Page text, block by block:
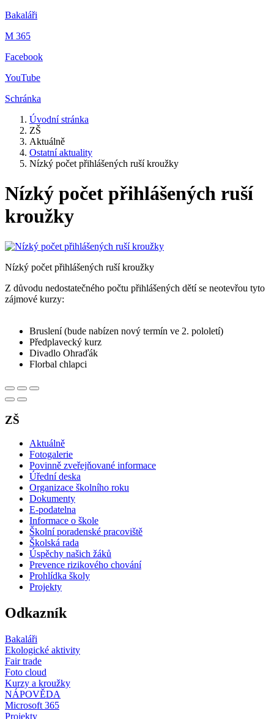
Bakaláři
M 365
Facebook
YouTube
Schránka
Úvodní stránka
ZŠ
Aktuálně
Ostatní aktuality
Nízký počet přihlášených ruší kroužky
Nízký počet přihlášených ruší
kroužky
Nízký počet přihlášených ruší kroužky
Z důvodu nedostatečného počtu přihlášených dětí se neotevřou tyto
zájmové kurzy:
Bruslení (bude nabízen nový termín ve 2. pololetí)
Předplavecký kurz
Divadlo Ohraďák
Florbal chlapci
ZŠ
Aktuálně
Fotogalerie
Povinně zveřejňované informace
Úřední deska
Organizace školního roku
Dokumenty
E-podatelna
Informace o škole
Školní poradenské pracoviště
Školská rada
Úspěchy našich žáků
Prevence rizikového chování
Prohlídka školy
Projekty
Odkazník
Bakaláři
Ekologické aktivity
Fair trade
Foto cloud
Kurzy a kroužky
NÁPOVĚDA
Microsoft 365
Projekty